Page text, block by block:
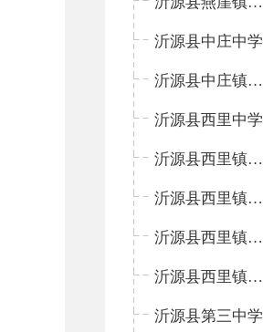
沂源县中庄中学
沂源县中庄镇中心小学
沂源县西里中学
沂源县西里镇中心小学
沂源县西里镇柳枝峪回民小学
沂源县西里镇金星完全小学
沂源县西里镇团圆小学
沂源县第三中学